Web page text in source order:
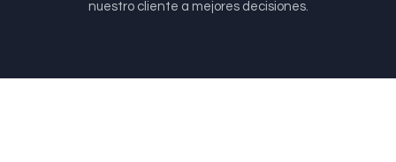
nuestro cliente a mejores decisiones.